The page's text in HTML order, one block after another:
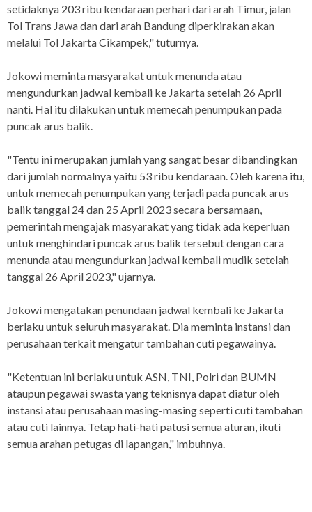
setidaknya 203 ribu kendaraan perhari dari arah Timur, jalan
Tol Trans Jawa dan dari arah Bandung diperkirakan akan
melalui Tol Jakarta Cikampek," tuturnya.
Jokowi meminta masyarakat untuk menunda atau
mengundurkan jadwal kembali ke Jakarta setelah 26 April
nanti. Hal itu dilakukan untuk memecah penumpukan pada
puncak arus balik.
"Tentu ini merupakan jumlah yang sangat besar dibandingkan
dari jumlah normalnya yaitu 53 ribu kendaraan. Oleh karena itu,
untuk memecah penumpukan yang terjadi pada puncak arus
balik tanggal 24 dan 25 April 2023 secara bersamaan,
pemerintah mengajak masyarakat yang tidak ada keperluan
untuk menghindari puncak arus balik tersebut dengan cara
menunda atau mengundurkan jadwal kembali mudik setelah
tanggal 26 April 2023," ujarnya.
Jokowi mengatakan penundaan jadwal kembali ke Jakarta
berlaku untuk seluruh masyarakat. Dia meminta instansi dan
perusahaan terkait mengatur tambahan cuti pegawainya.
"Ketentuan ini berlaku untuk ASN, TNI, Polri dan BUMN
ataupun pegawai swasta yang teknisnya dapat diatur oleh
instansi atau perusahaan masing-masing seperti cuti tambahan
atau cuti lainnya. Tetap hati-hati patusi semua aturan, ikuti
semua arahan petugas di lapangan," imbuhnya.